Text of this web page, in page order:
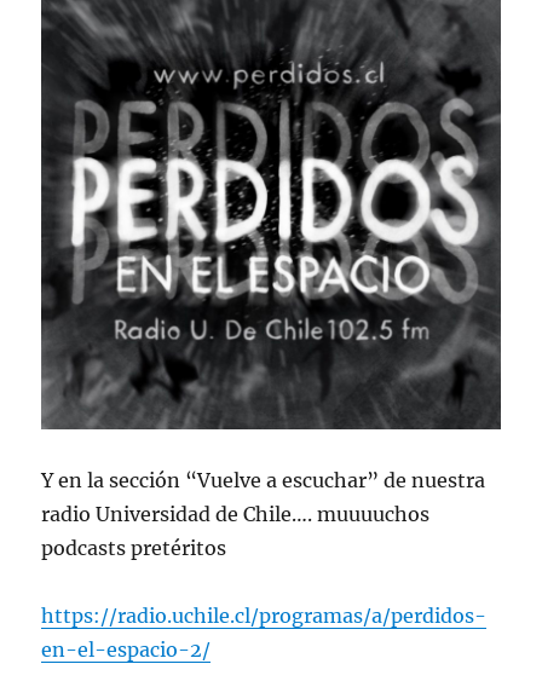
Y en la sección “Vuelve a escuchar” de nuestra
radio Universidad de Chile…. muuuuchos
podcasts pretéritos
https://radio.uchile.cl/programas/a/perdidos-
en-el-espacio-2/